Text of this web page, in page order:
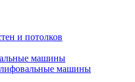
и потолков
машины
машины